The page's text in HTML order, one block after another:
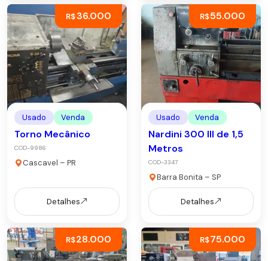
R$36.000
Usado Venda
Torno Mecânico
COD-9986
Cascavel – PR
Detalhes
R$55.000
Usado Venda
Nardini 300 III de 1,5
Metros
COD-3347
Barra Bonita – SP
Detalhes
R$28.000 R$75.000